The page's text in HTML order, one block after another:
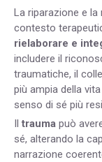
La riparazione e
contesto
rielaborare e
includere il
traumatiche, il
più ampia della
senso di sé più
Il trauma può
sé, alterando la
narrazione